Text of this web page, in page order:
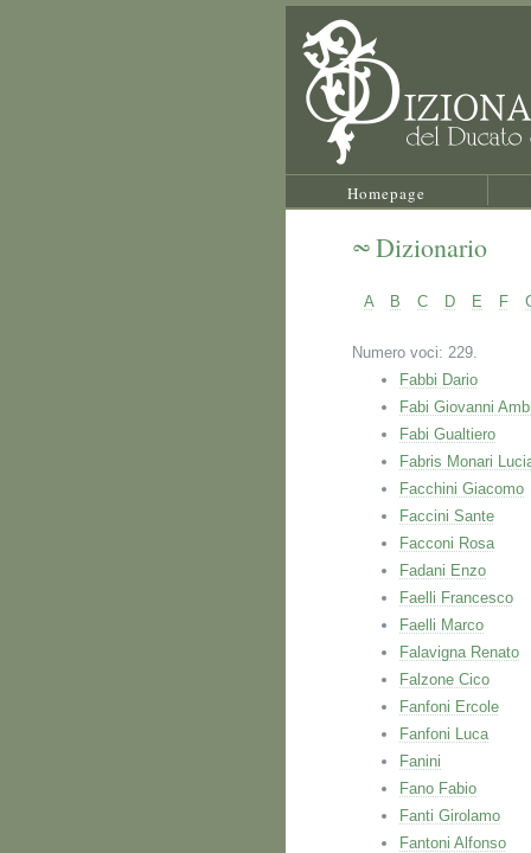
Homepage
Dizionario
A B C D E F
Numero voci: 229.
Fabbi Dario
Fabi Giovanni
Fabi Gualtiero
Fabris Monari
Facchini Giacomo
Faccini Sante
Facconi Rosa
Fadani Enzo
Faelli Francesco
Faelli Marco
Falavigna Renato
Falzone Cico
Fanfoni Ercole
Fanfoni Luca
Fanini
Fano Fabio
Fanti Girolamo
Fantoni Alfonso